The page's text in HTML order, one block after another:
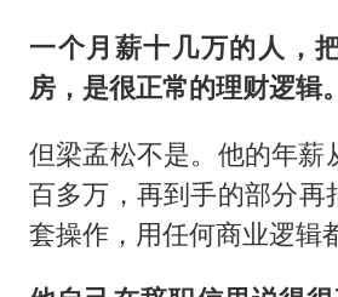
一个月薪十几万的人，
房，是很正常的理财逻辑。
但梁孟松不是。他的年薪
百多万，再到手的部分
套操作，用任何商业逻辑